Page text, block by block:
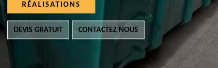
RÉALISATIONS
DEVIS GRATUIT CONTACTEZ NOUS